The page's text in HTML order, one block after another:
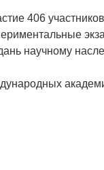
406
научному